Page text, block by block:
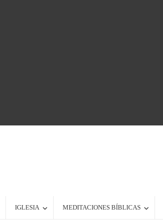
IGLESIA MEDITACIONES BÍBLICAS